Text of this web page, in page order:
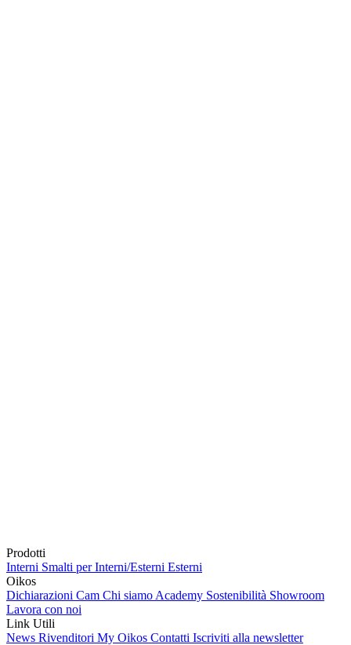
Prodotti
Interni Smalti per Interni/Esterni Esterni
Oikos
Dichiarazioni Cam Chi siamo Academy Sostenibilità Showroom
Lavora con noi
Link Utili
News Rivenditori My Oikos Contatti Iscriviti alla newsletter